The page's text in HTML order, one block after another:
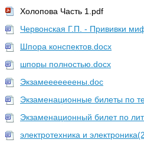
Холопова Часть 1.pdf
Червонская Г.П. - Прививки
Шпора конспектов.docx
шпоры полностью.docx
Экзамееееееены.doc
Экзаменационные билеты по
Экзаменационный билет по
электротехника и